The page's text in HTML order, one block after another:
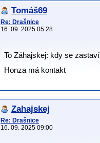
Tomáš69
Re: Drašnice
16. 09. 2025 05:28
To Záhajskej: kdy se
Honza má kontakt
Zahajskej
Re: Drašnice
16. 09. 2025 09:00